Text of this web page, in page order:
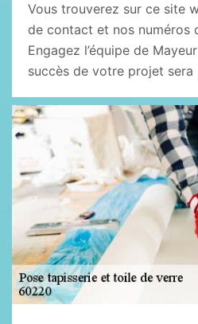
Vous trouverez sur ce site
de contact et nos numéros
Engagez l’équipe de
succès de votre projet sera